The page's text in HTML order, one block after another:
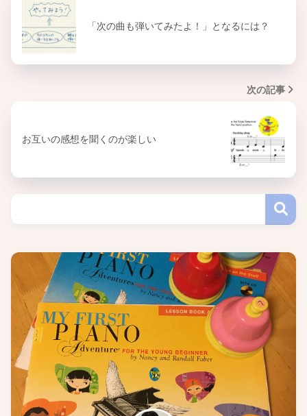
「次の曲も弾いてみたよ！」となるには？
次の記事
お互いの感想を聞くのが楽しい